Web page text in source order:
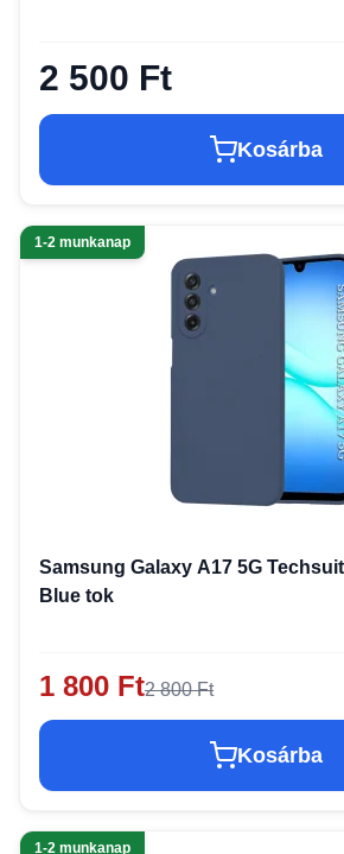
2 500 Ft
Kosárba
1-2 munkanap
Samsung Galaxy A17 5G
Blue tok
1 800 Ft2 800 Ft
Kosárba
1-2 munkanap